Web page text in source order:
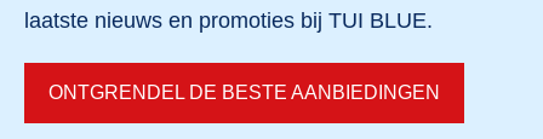
laatste nieuws en promoties bij TUI BLUE.
ONTGRENDEL DE BESTE AANBIEDINGEN